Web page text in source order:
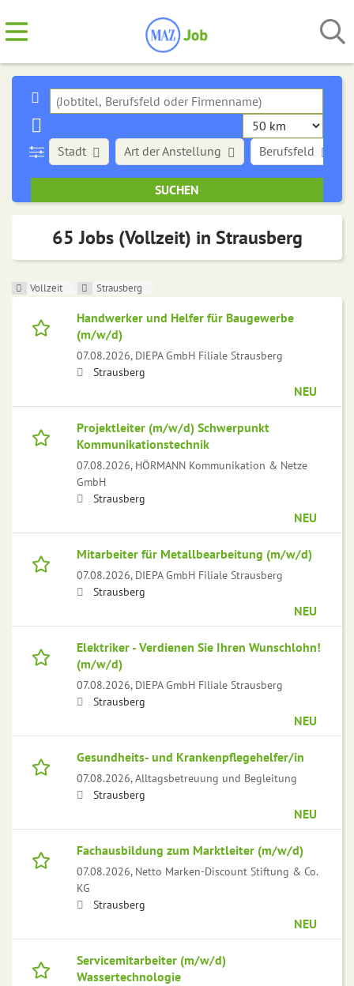
Stadt Art der Anstellung Berufsfeld
65 Jobs (Vollzeit) in Strausberg
Vollzeit Strausberg
Handwerker und Helfer für Baugewerbe
(m/w/d)
07.08.2026, DIEPA GmbH Filiale Strausberg
Strausberg
NEU
Projektleiter (m/w/d) Schwerpunkt
Kommunikationstechnik
07.08.2026, HÖRMANN Kommunikation & Netze
GmbH
Strausberg
NEU
Mitarbeiter für Metallbearbeitung (m/w/d)
07.08.2026, DIEPA GmbH Filiale Strausberg
Strausberg
NEU
Elektriker - Verdienen Sie Ihren Wunschlohn!
(m/w/d)
07.08.2026, DIEPA GmbH Filiale Strausberg
Strausberg
NEU
Gesundheits- und Krankenpflegehelfer/in
07.08.2026,Alltagsbetreuung und Begleitung
Strausberg
NEU
Fachausbildung zum Marktleiter (m/w/d)
07.08.2026, Netto Marken-Discount Stiftung & Co.
KG
Strausberg
NEU
Servicemitarbeiter (m/w/d)
Wassertechnologie